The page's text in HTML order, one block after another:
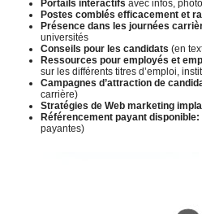
Portails interactifs avec infos,
Postes comblés efficacement et
Présence dans les journées
universités
Conseils pour les candidats (en
Ressources pour employés et
sur les différents titres d’emploi,
Campagnes d’attraction de
carrière)
Stratégies de Web marketing
Référencement payant disponible:
payantes)